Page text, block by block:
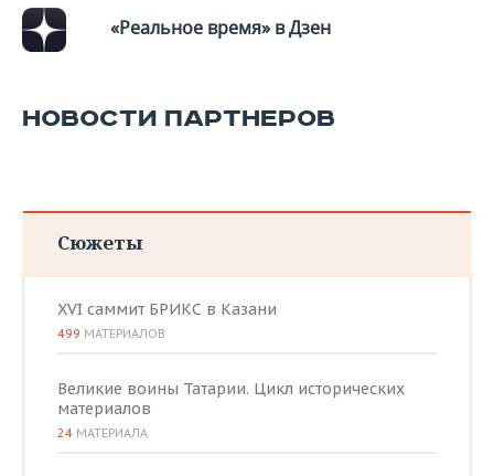
«Реальное время» в Дзен
НОВОСТИ ПАРТНЕРОВ
Сюжеты
XVI саммит БРИКС в Казани
499 МАТЕРИАЛОВ
Великие воины Татарии. Цикл исторических
материалов
24 МАТЕРИАЛА